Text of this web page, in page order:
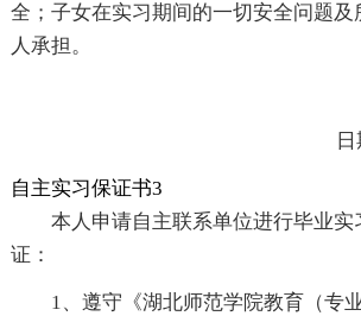
全；子女在实习期间的一切安全问题及
人承担。
日期
自主实习保证书3
本人申请自主联系单位进行毕业实
证：
1、遵守《湖北师范学院教育（专